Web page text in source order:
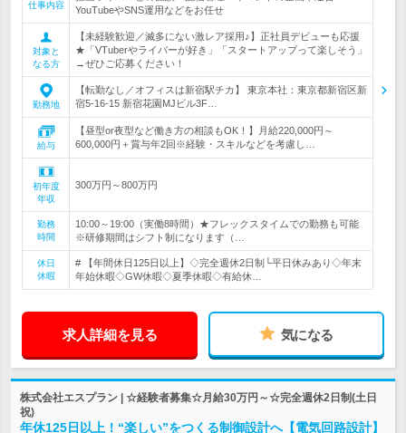
仕事内容
YouTubeやSNS運用などをお任せ
対象と
なる方
【未経験歓迎／滅多にない激レア採用♪】正社員デビューも応援
★「VTuberやライバーが好き」「スタートアップって楽しそう」
→ぜひご応募ください！
勤務地
【転勤なし／オフィスは新宿駅チカ】 東京本社：東京都新宿区新
宿5-16-15 新宿花園MJビル3F…
給与
【昼型or夜型など働き方の相談もOK！】月給220,000円～
600,000円＋賞与年2回※経験・スキルなどを考慮し…
初年度
年収
300万円～800万円
勤務
時間
10:00～19:00（実働8時間）★フレックスタイムでの勤務も可能
※研修期間はシフト制になります（…
休日
休暇
# 【年間休日125日以上】◇完全週休2日制└平日休みあり◇年末
年始休暇◇GW休暇◇夏季休暇◇有給休…
求人詳細を見る 気になる
株式会社エスプラン | ☆経験者募集☆月給30万円～☆完全週休2日制(土日
祝)
年休125日以上！“楽しい”をつくる制御設計へ【電気回路設計】